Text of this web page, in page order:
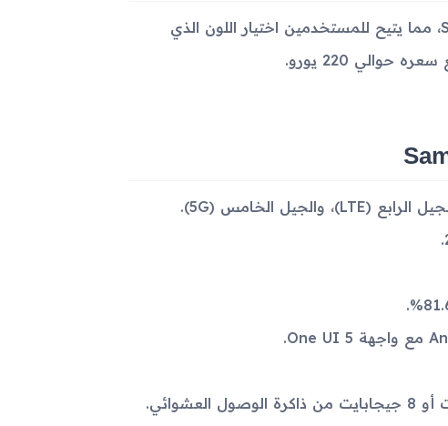
يتوافر Galaxy M32 5G بخيارات لون Slate Black وSky Blue، مما يتيح للمستخدمين اختيار اللون الذي
220 يورو.